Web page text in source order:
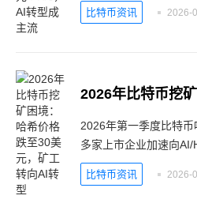
比特币资讯 2026-
2026年比特币挖
2026年第一季度比特
多家上市企业加速向AI/
比特币资讯 2026-